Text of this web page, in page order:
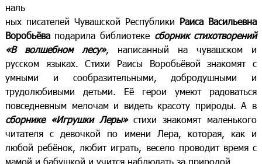
наль
ных писателей Чувашской Республики Раиса Васильевна
Воробьёваподарила библиотеке сборник стихотворений
«В волшебном лесу», написанный на чувашском и
русском языках. Стихи Раисы Воробьёвой знакомят с
умными и сообразительными, добродушными и
трудолюбивыми детьми. Её герои умеют радоваться
повседневным мелочам и видеть красоту природы. А в
сборнике «Игрушки Леры»стихи знакомят маленького
читателя с девочкой по имени Лера, которая, как и
любой ребёнок, любит играть, весело проводит время с
мамой и бабушкой и учится наблюдать за природой.